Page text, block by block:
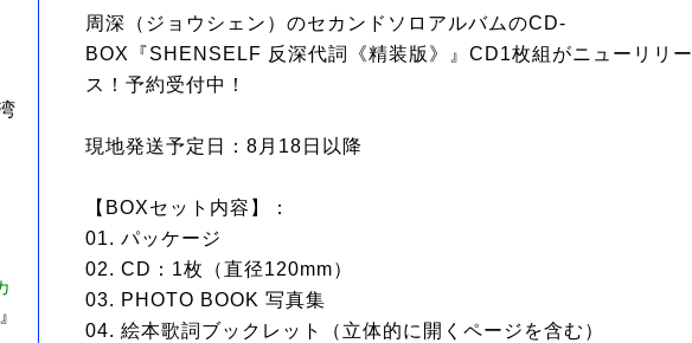
周深（ジョウシェン）のセカンドソロアルバムのCD-
BOX『SHENSELF 反深代詞《精装版》』CD1枚組がニューリリー
ス！予約受付中！
現地発送予定日：8月18日以降
【BOXセット内容】：
01. パッケージ
02. CD：1枚（直径120mm）
03. PHOTO BOOK 写真集
04. 絵本歌詞ブックレット（立体的に開くページを含む）